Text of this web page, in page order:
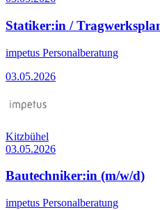
Statiker:in /
impetus Personalberatung
03.05.2026
Kitzbühel
03.05.2026
Bautechniker:in (m/w/d)
impetus Personalberatung